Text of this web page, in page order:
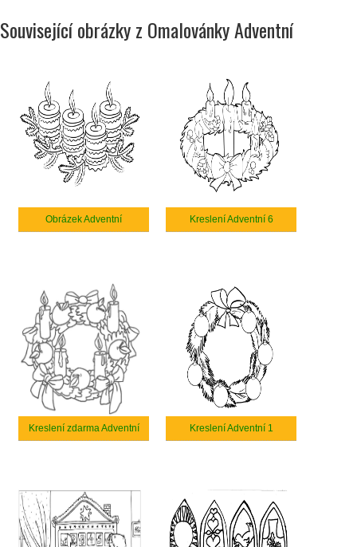
Související obrázky z Omalovánky Adventní
Obrázek Adventní Kreslení Adventní 6
Kreslení zdarma Adventní Kreslení Adventní 1